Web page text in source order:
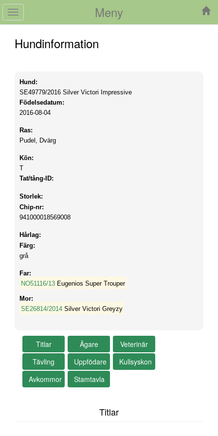
Meny
Toggle
navigation
Hundinformation
Hund:
SE49779/2016 Silver Victori Impressive
Födelsedatum:
2016-08-04
Ras:
Pudel, Dvärg
Kön:
T
Tat/tång-ID:
Storlek:
Chip-nr:
941000018569008
Hårlag:
Färg:
grå
Far:
NO51116/13 Eugenios Super Trouper
Mor:
SE26814/2014 Silver Victori Greyzy
Titlar